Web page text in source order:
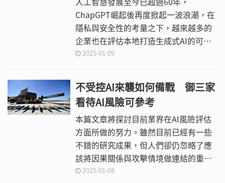
ChapGPT崛起後再度掀起一波浪潮，在
隱私與安全性的考量之下，越來越多的
企業也在評估本地打造生成式AI的可能
性，但除了軟體之外，硬體效能也是一
高的運算能力，以便能順暢地在本地執
行智慧任務，並且具備更好的用戶體
驗、簡化流程、以及提高效率與處理的
速度並減少延遲的優勢。
2025-01-09
不受控AI來襲如何備戰 御三家
看待AI風險可參考
本篇文章將探討目前業界在AI風險評估
方面所做的努力。雖然目前已經有一些
不錯的研究成果，但人們卻仍忽略了應
該將因果關係與攻擊情境做連結的重要
環節。
2025-01-08